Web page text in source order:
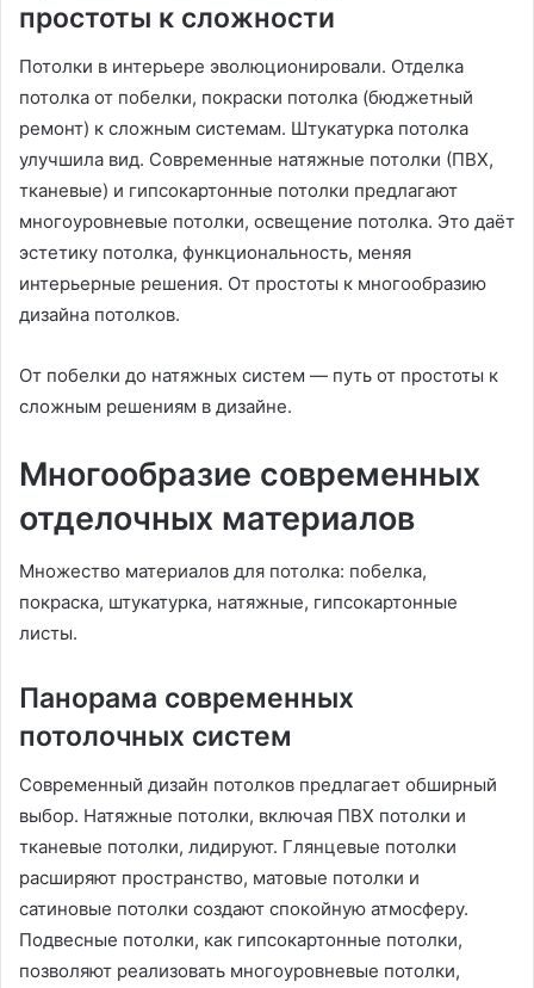
простоты к сложности
Потолки в интерьере эволюционировали. Отделка
потолка от побелки, покраски потолка (бюджетный
ремонт) к сложным системам. Штукатурка потолка
улучшила вид. Современные натяжные потолки (ПВХ,
тканевые) и гипсокартонные потолки предлагают
многоуровневые потолки, освещение потолка. Это даёт
эстетику потолка, функциональность, меняя
интерьерные решения. От простоты к многообразию
дизайна потолков.
От побелки до натяжных систем — путь от простоты к
сложным решениям в дизайне.
Многообразие современных
отделочных материалов
Множество материалов для потолка: побелка,
покраска, штукатурка, натяжные, гипсокартонные
листы.
Панорама современных
потолочных систем
Современный дизайн потолков предлагает обширный
выбор. Натяжные потолки, включая ПВХ потолки и
тканевые потолки, лидируют. Глянцевые потолки
расширяют пространство, матовые потолки и
сатиновые потолки создают спокойную атмосферу.
Подвесные потолки, как гипсокартонные потолки,
позволяют реализовать многоуровневые потолки,